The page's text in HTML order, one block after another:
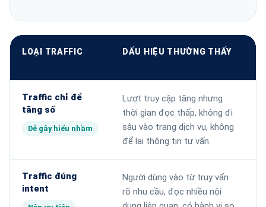
LOẠI TRAFFIC DẤU HIỆU THƯỜNG THẤY
Traffic chỉ để
tăng số
Dễ gây hiểu nhầm
Lượt truy cập tăng nhưng
thời gian đọc thấp, không đi
sâu vào trang dịch vụ, không
để lại thông tin tư vấn.
Traffic đúng
intent
Người dùng vào từ truy vấn
rõ nhu cầu, đọc nhiều nội